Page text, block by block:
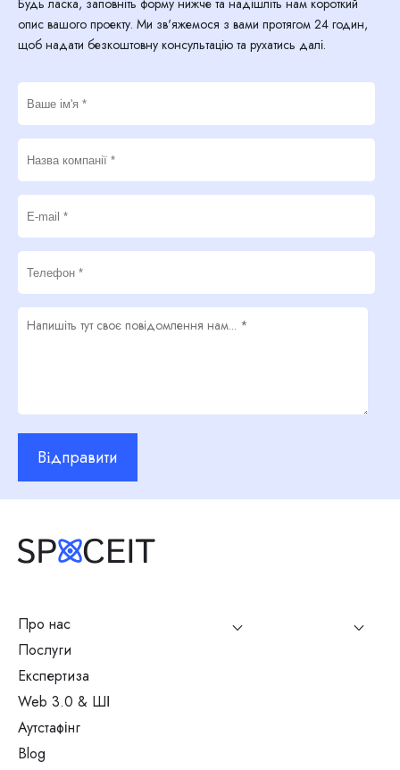
Будь ласка, заповніть форму нижче та надішліть нам короткий
опис вашого проекту. Ми зв'яжемося з вами протягом 24 годин,
щоб надати безкоштовну консультацію та рухатись далі.
Відправити
Про нас
Послуги
Експертиза
Web 3.0 & ШІ
Аутстафінг
Blog